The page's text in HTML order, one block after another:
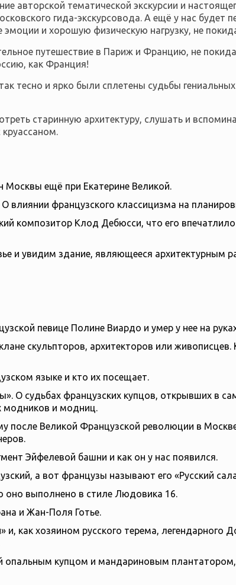
авторской тематической экскурсии и
гида-экскурсовода. А ещё у нас будет
и хорошую физическую нагрузку, не
путешествие в Париж и Францию, не
как Франция!
тесно и ярко были сплетены судьбы гениальных
старинную архитектуру, слушать и
Москвы ещё при Екатерине Великой.
влиянии французского классицизма на
композитор Клод Дебюсси, что его
и увидим здание, являющееся архитектурным
певице Полине Виардо и умер у нее на
скульпторов, архитекторов или живописцев.
языке и кто их посещает.
О судьбах французских купцов, открывших в
модников и модниц.
после Великой Французской революции в
Эйфелевой башни и как он у нас появился.
а вот французы называют его «Русский
оно выполнено в стиле Людовика 16.
и Жан-Поля Готье.
как хозяином русского терема, легендарного
купцом и мандариновым плантатором,